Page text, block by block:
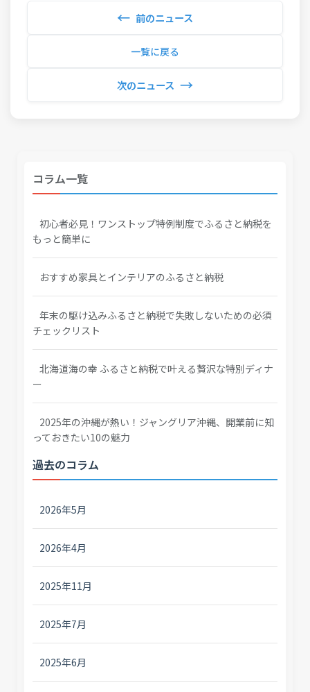
← 前のニュース
一覧に戻る
次のニュース →
コラム一覧
初心者必見！ワンストップ特例制度でふるさと納税を
もっと簡単に
おすすめ家具とインテリアのふるさと納税
年末の駆け込みふるさと納税で失敗しないための必須
チェックリスト
北海道海の幸 ふるさと納税で叶える贅沢な特別ディナ
ー
2025年の沖縄が熱い！ジャングリア沖縄、開業前に知
っておきたい10の魅力
過去のコラム
2026年5月
2026年4月
2025年11月
2025年7月
2025年6月